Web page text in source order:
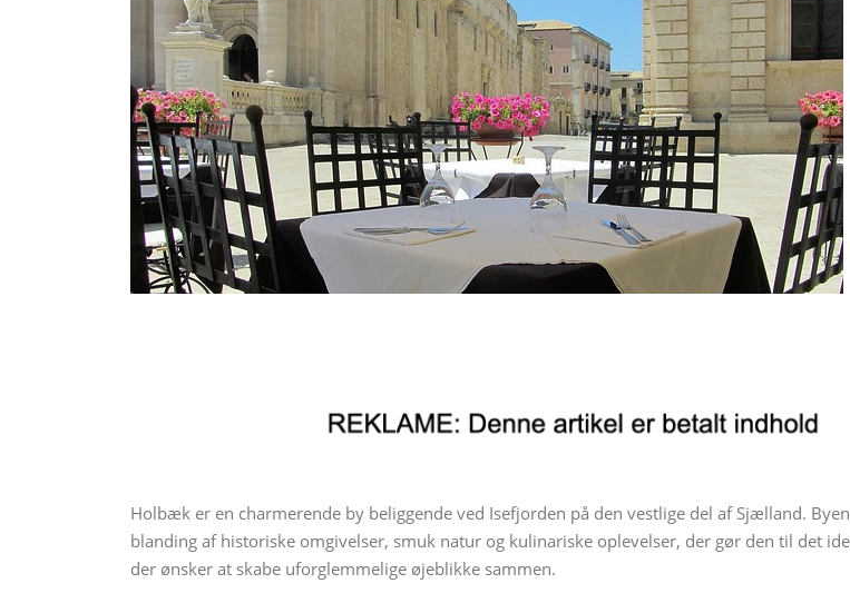
Holbæk er en charmerende by beliggende ved Isefjorden på den vestlige del af Sjælland.
blanding af historiske omgivelser, smuk natur og kulinariske oplevelser, der gør den til det
der ønsker at skabe uforglemmelige øjeblikke sammen.